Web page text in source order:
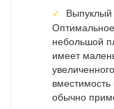
небольшой
имеет
обычно